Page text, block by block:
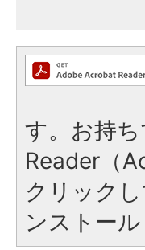
す。お持
Reader（
クリック
ンストール